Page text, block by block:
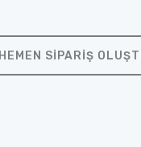
HEMEN SIPARIŞ